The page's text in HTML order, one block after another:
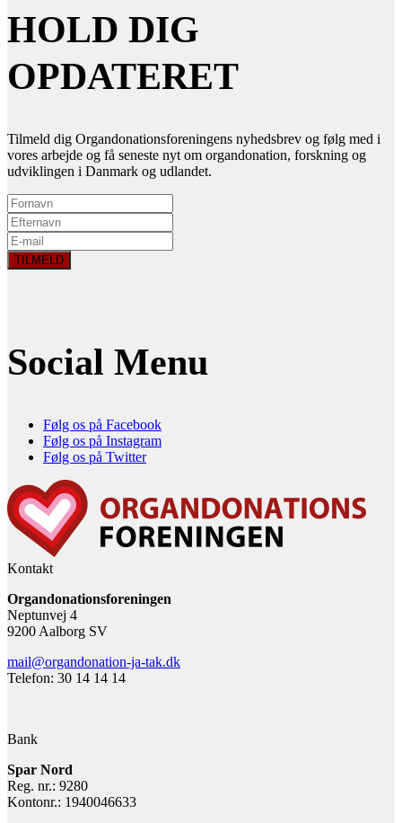
HOLD DIG
OPDATERET
Tilmeld dig Organdonationsforeningens nyhedsbrev og følg med i
vores arbejde og få seneste nyt om organdonation, forskning og
udviklingen i Danmark og udlandet.
Social Menu
Følg os på Facebook
Følg os på Instagram
Følg os på Twitter
Kontakt
Organdonationsforeningen
Neptunvej 4
9200 Aalborg SV
mail@organdonation-ja-tak.dk
Telefon: 30 14 14 14
Bank
Spar Nord
Reg. nr.: 9280
Kontonr.: 1940046633